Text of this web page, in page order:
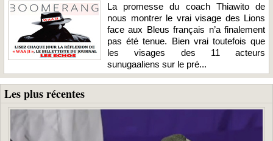
La promesse du coach Thiawito de
nous montrer le vrai visage des Lions
face aux Bleus français n’a finalement
pas été tenue. Bien vrai toutefois que
les visages des 11 acteurs
sunugaaliens sur le pré...
Les plus récentes